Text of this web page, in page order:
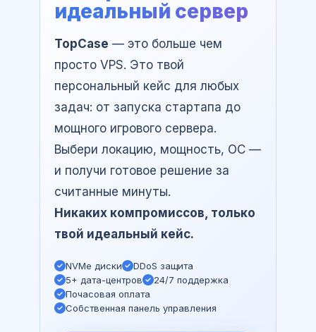
идеальный сервер
TopCase — это больше чем
просто VPS. Это твой
персональный кейс для любых
задач: от запуска стартапа до
мощного игрового сервера.
Выбери локацию, мощность, ОС —
и получи готовое решение за
считанные минуты.
Никаких компромиссов, только
твой идеальный кейс.
NVMe диски
DDoS защита
5+ дата-центров
24/7 поддержка
Почасовая оплата
Собственная панель управления